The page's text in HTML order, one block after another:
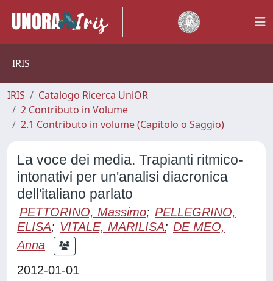
IRIS
IRIS
Catalogo Ricerca UniOR
2 Contributo in Volume
2.1 Contributo in volume (Capitolo o Saggio)
La voce dei media. Trapianti ritmico-
intonativi per un'analisi diacronica
dell'italiano parlato
PETTORINO, Massimo; PELLEGRINO,
ELISA; VITALE, MARILISA; DE MEO,
Anna
2012-01-01